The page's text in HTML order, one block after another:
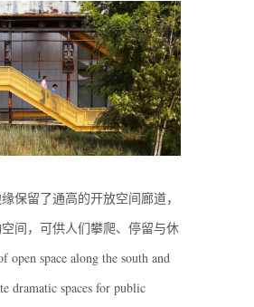
保留了通高的开放空间廊道，
间，可供人们攀爬、停留与休
space along the south and
dramatic spaces for public